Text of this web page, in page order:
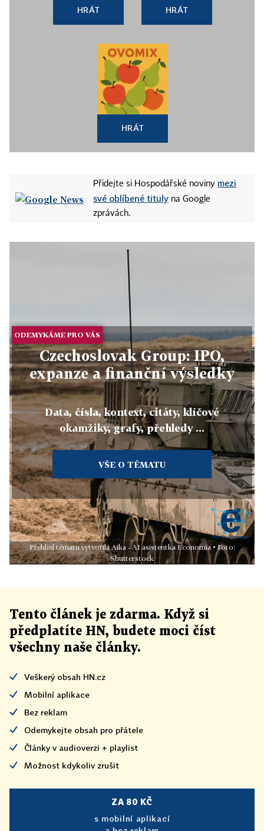
HRÁT HRÁT
HRÁT
Přidejte si Hospodářské noviny mezi
své oblíbené tituly na Google
zprávách.
ODEMYKÁME PRO VÁS
Czechoslovak Group: IPO,
expanze a finanční výsledky
Data, čísla, kontext, citáty, klíčové
okamžiky, grafy, přehledy ...
VŠE O TÉMATU
Přehled tématu vytvořila Aika - AI asistentka Economia • Foto:
Shutterstock
Tento článek je zdarma. Když si
předplatíte HN, budete moci číst
všechny naše články.
Veškerý obsah HN.cz
Mobilní aplikace
Bez reklam
Odemykejte obsah pro přátele
Články v audioverzi + playlist
Možnost kdykoliv zrušit
ZA 80 KČ
s mobilní aplikací